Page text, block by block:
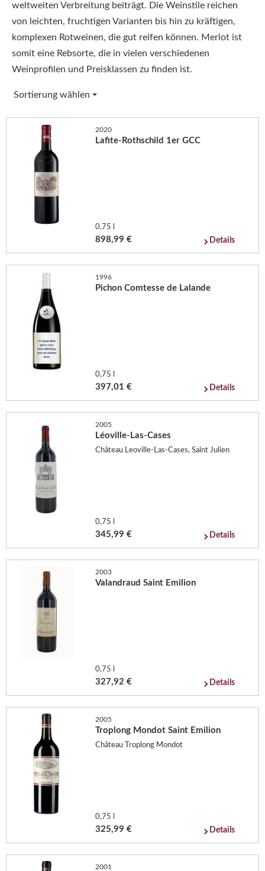
weltweiten Verbreitung beiträgt. Die Weinstile reichen
von leichten, fruchtigen Varianten bis hin zu kräftigen,
komplexen Rotweinen, die gut reifen können. Merlot ist
somit eine Rebsorte, die in vielen verschiedenen
Weinprofilen und Preisklassen zu finden ist.
Sortierung wählen
2020
Lafite-Rothschild 1er GCC
0,75 l
898,99 € Details
1996
Pichon Comtesse de Lalande
0,75 l
397,01 € Details
2005
Léoville-Las-Cases
Château Leoville-Las-Cases, Saint Julien
0,75 l
345,99 € Details
2003
Valandraud Saint Emilion
0,75 l
327,92 € Details
2005
Troplong Mondot Saint Emilion
Château Troplong Mondot
0,75 l
325,99 € Details
2001